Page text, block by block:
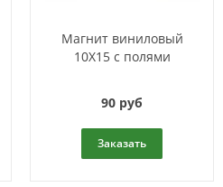
Магнит виниловый
10Х15 с полями
90 руб
Заказать